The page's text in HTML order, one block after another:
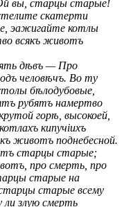
вы, старцы старые!
скатерти
эажигайте котлы
всякъ животъ
дѣвъ — Про
человѣчъ. Во ту
бѣлодубовые,
рубятъ намертво
горѣ, высокоей,
кипучіихъ
животъ поднебесной.
старцы старые;
про смерть, про
старые на
старые всему
ли злую смерть